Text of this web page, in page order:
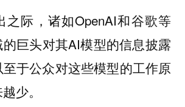
之际，诸如OpenAI和谷歌等
巨头对其AI模型的信息披露
于公众对这些模型的工作原
少。